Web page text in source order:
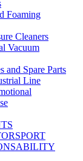
Foaming
Cleaners
Vacuum
and Spare Parts
Line